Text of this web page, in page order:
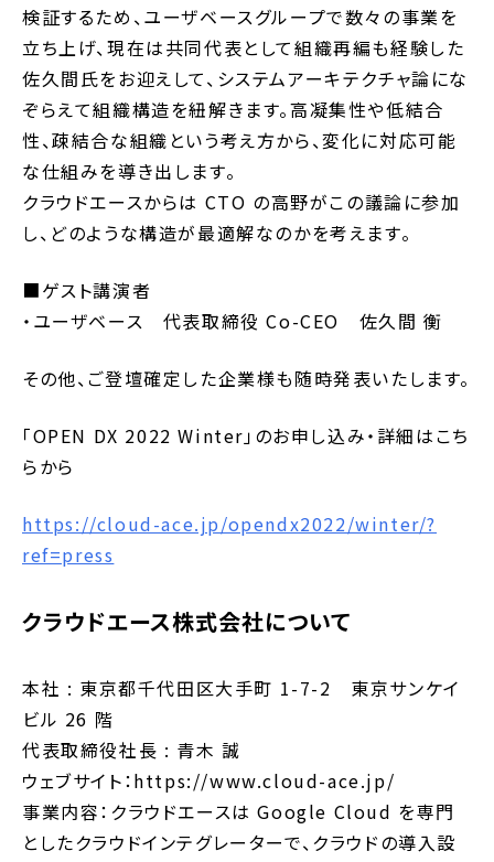
検証するため、ユーザベースグループで数々の事業を
立ち上げ、現在は共同代表として組織再編も経験した
佐久間氏をお迎えして、システムアーキテクチャ論にな
ぞらえて組織構造を紐解きます。高凝集性や低結合
性、疎結合な組織という考え方から、変化に対応可能
な仕組みを導き出します。
クラウドエースからは CTO の高野がこの議論に参加
し、どのような構造が最適解なのかを考えます。
■ゲスト講演者
・ユーザベース 代表取締役 Co-CEO 佐久間 衡
その他、ご登壇確定した企業様も随時発表いたします。
「OPEN DX 2022 Winter」のお申し込み・詳細はこち
らから
https://cloud-ace.jp/opendx2022/winter/?
ref=press
クラウドエース株式会社について
本社 : 東京都千代田区大手町 1-7-2 東京サンケイ
ビル 26 階
代表取締役社長 : 青木 誠
ウェブサイト：https://www.cloud-ace.jp/
事業内容：クラウドエースは Google Cloud を専門
としたクラウドインテグレーターで、クラウドの導入設